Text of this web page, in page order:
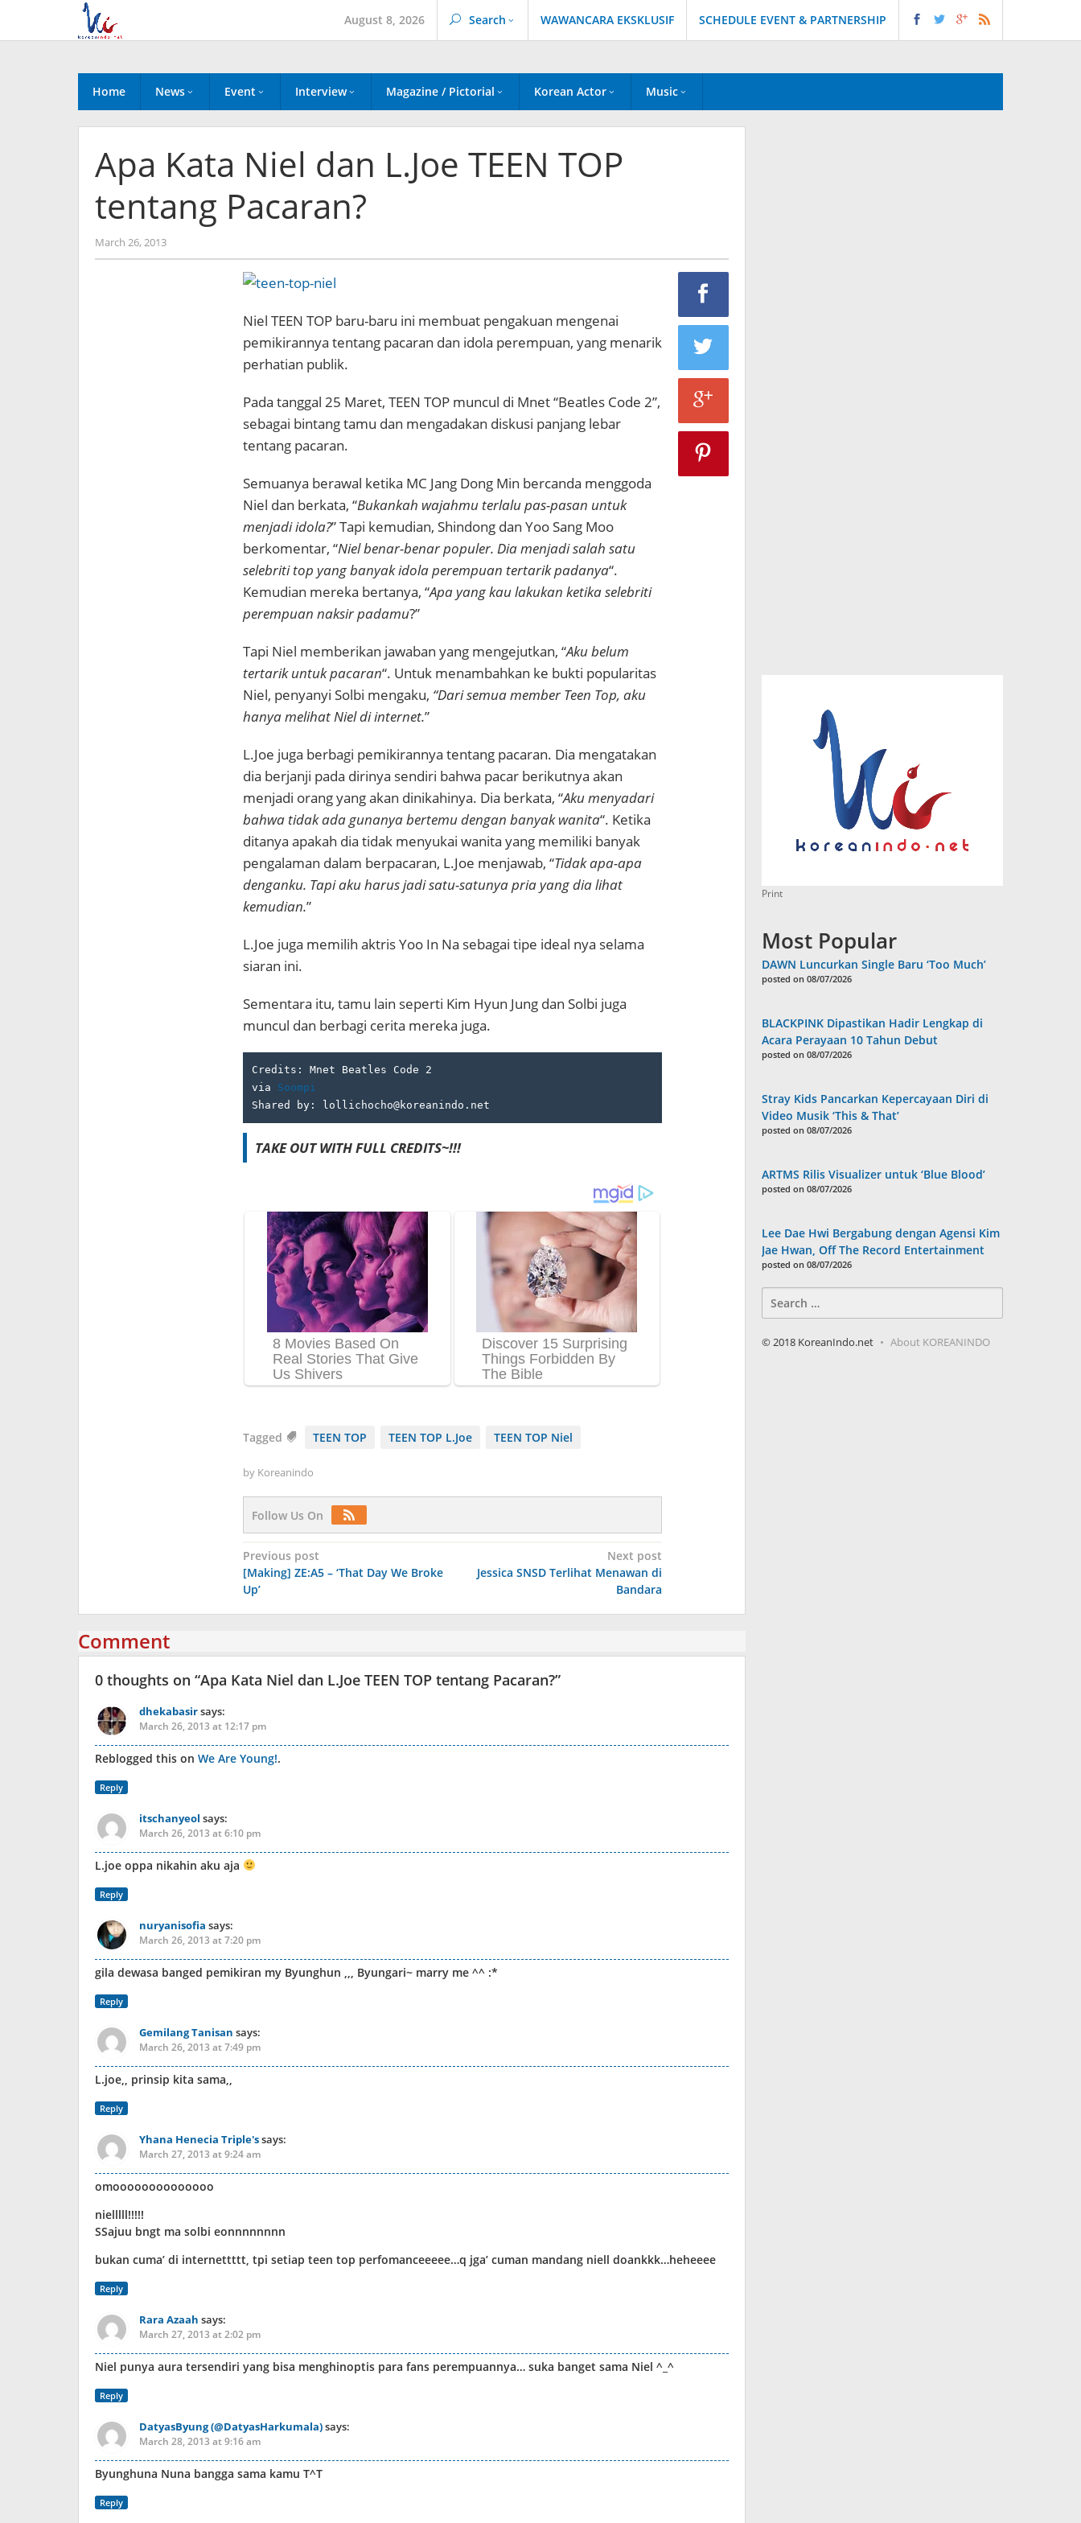
content
August 8, 2026 Search WAWANCARA EKSKLUSIF SCHEDULE EVENT & PARTNERSHIP
Home News Event Interview Magazine / Pictorial Korean Actor Music
Apa Kata Niel dan L.Joe TEEN TOP
tentang Pacaran?
March 26, 2013by
Koreanindo
Niel TEEN TOP baru-baru ini membuat pengakuan mengenai
pemikirannya tentang pacaran dan idola perempuan, yang menarik
perhatian publik.
Pada tanggal 25 Maret, TEEN TOP muncul di Mnet “Beatles Code 2”,
sebagai bintang tamu dan mengadakan diskusi panjang lebar
tentang pacaran.
Semuanya berawal ketika MC Jang Dong Min bercanda menggoda
Niel dan berkata, “Bukankah wajahmu terlalu pas-pasan untuk
menjadi idola?” Tapi kemudian, Shindong dan Yoo Sang Moo
berkomentar, “Niel benar-benar populer. Dia menjadi salah satu
selebriti top yang banyak idola perempuan tertarik padanya“.
Kemudian mereka bertanya, “Apa yang kau lakukan ketika selebriti
perempuan naksir padamu?”
Tapi Niel memberikan jawaban yang mengejutkan, “Aku belum
tertarik untuk pacaran“. Untuk menambahkan ke bukti popularitas
Niel, penyanyi Solbi mengaku, “Dari semua member Teen Top, aku
hanya melihat Niel di internet.”
L.Joe juga berbagi pemikirannya tentang pacaran. Dia mengatakan
dia berjanji pada dirinya sendiri bahwa pacar berikutnya akan
menjadi orang yang akan dinikahinya. Dia berkata, “Aku menyadari
bahwa tidak ada gunanya bertemu dengan banyak wanita“. Ketika
ditanya apakah dia tidak menyukai wanita yang memiliki banyak
pengalaman dalam berpacaran, L.Joe menjawab, “Tidak apa-apa
denganku. Tapi aku harus jadi satu-satunya pria yang dia lihat
kemudian.”
L.Joe juga memilih aktris Yoo In Na sebagai tipe ideal nya selama
siaran ini.
Sementara itu, tamu lain seperti Kim Hyun Jung dan Solbi juga
muncul dan berbagi cerita mereka juga.
Credits: Mnet Beatles Code 2
via Soompi
Shared by: lollichocho@koreanindo.net
TAKE OUT WITH FULL CREDITS~!!!
Tagged TEEN TOP TEEN TOP L.Joe TEEN TOP Niel
by Koreanindo
Follow Us On
Post
navigation
Previous post
[Making] ZE:A5 – ‘That Day We Broke
Up’
Next post
Jessica SNSD Terlihat Menawan di
Bandara
Comment
0 thoughts on “Apa Kata Niel dan L.Joe TEEN TOP tentang Pacaran?”
dhekabasirsays:
March 26, 2013 at 12:17 pm
Reblogged this on We Are Young!.
Reply
itschanyeol says:
March 26, 2013 at 6:10 pm
L.joe oppa nikahin aku aja
Reply
nuryanisofia says:
March 26, 2013 at 7:20 pm
gila dewasa banged pemikiran my Byunghun ,,, Byungari~ marry me ^^ :*
Reply
Gemilang Tanisan says:
March 26, 2013 at 7:49 pm
L.joe,, prinsip kita sama,,
Reply
Yhana Henecia Triple'ssays:
March 27, 2013 at 9:24 am
omoooooooooooooo
nielllll!!!!!
SSajuu bngt ma solbi eonnnnnnnn
bukan cuma’ di internettttt, tpi setiap teen top perfomanceeeee…q jga’ cuman mandang niell doankkk…heheeee
Reply
Rara Azaah says:
March 27, 2013 at 2:02 pm
Niel punya aura tersendiri yang bisa menghinoptis para fans perempuannya… suka banget sama Niel ^_^
Reply
DatyasByung (@DatyasHarkumala)says:
March 28, 2013 at 9:16 am
Byunghuna Nuna bangga sama kamu T^T
Reply
Print
Most Popular
DAWN Luncurkan Single Baru ‘Too Much’
posted on 08/07/2026
BLACKPINK Dipastikan Hadir Lengkap di
Acara Perayaan 10 Tahun Debut
posted on 08/07/2026
Stray Kids Pancarkan Kepercayaan Diri di
Video Musik ‘This & That’
posted on 08/07/2026
ARTMS Rilis Visualizer untuk ‘Blue Blood’
posted on 08/07/2026
Lee Dae Hwi Bergabung dengan Agensi Kim
Jae Hwan, Off The Record Entertainment
posted on 08/07/2026
for:
© 2018 KoreanIndo.net About KOREANINDO